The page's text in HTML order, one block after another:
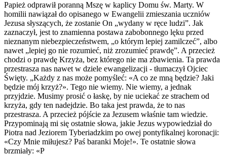
Papież odprawił poranną Mszę w kaplicy Domu św. Marty. W
homilii nawiązał do opisanego w Ewangelii zmieszania uczniów
Jezusa słyszących, że zostanie On „wydany w ręce ludzi”. Jak
zaznaczył, jest to znamienna postawa zabobonnego lęku przed
nieznanym niebezpieczeństwem, „o którym lepiej zamilczeć”, albo
nawet „lepiej go nie rozumieć, niż zrozumieć prawdę”. A przecież
chodzi o prawdę Krzyża, bez którego nie ma zbawienia. Ta prawda
przestrasza nas nawet w dziele ewangelizacji - tłumaczył Ojciec
Święty. „Każdy z nas może pomyśleć: «A co ze mną będzie? Jaki
będzie mój krzyż?». Tego nie wiemy. Nie wiemy, a jednak
przyjdzie. Musimy prosić o łaskę, by nie uciekać ze strachem od
krzyża, gdy ten nadejdzie. Bo taka jest prawda, że to nas
przestrasza. A przecież pójście za Jezusem właśnie tam wiedzie.
Przypominają mi się ostatnie słowa, jakie Jezus wypowiedział do
Piotra nad Jeziorem Tyberiadzkim po owej pontyfikalnej koronacji:
«Czy Mnie miłujesz? Paś baranki Moje!». Te ostatnie słowa
brzmiały: «P